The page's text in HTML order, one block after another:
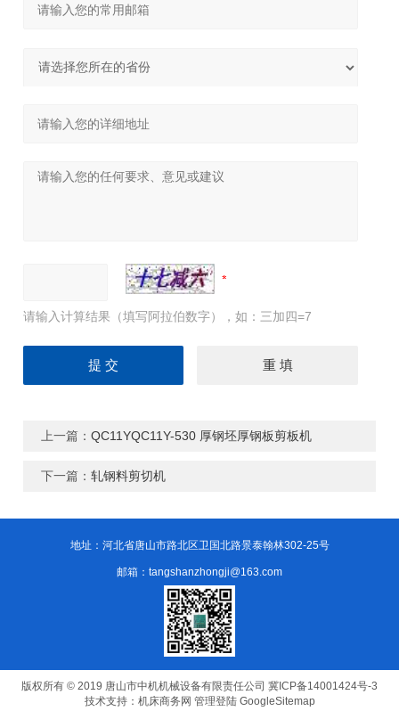
请输入计算结果（填写阿拉伯数字），如：三加四=7
上一篇：QC11YQC11Y-530 厚钢坯厚钢板剪板机
下一篇：轧钢料剪切机
地址：河北省唐山市路北区卫国北路景泰翰林302-25号
邮箱：tangshanzhongji@163.com
版权所有 © 2019 唐山市中机机械设备有限责任公司 冀ICP备14001424号-3
技术支持： 机床商务网 管理登陆 GoogleSitemap